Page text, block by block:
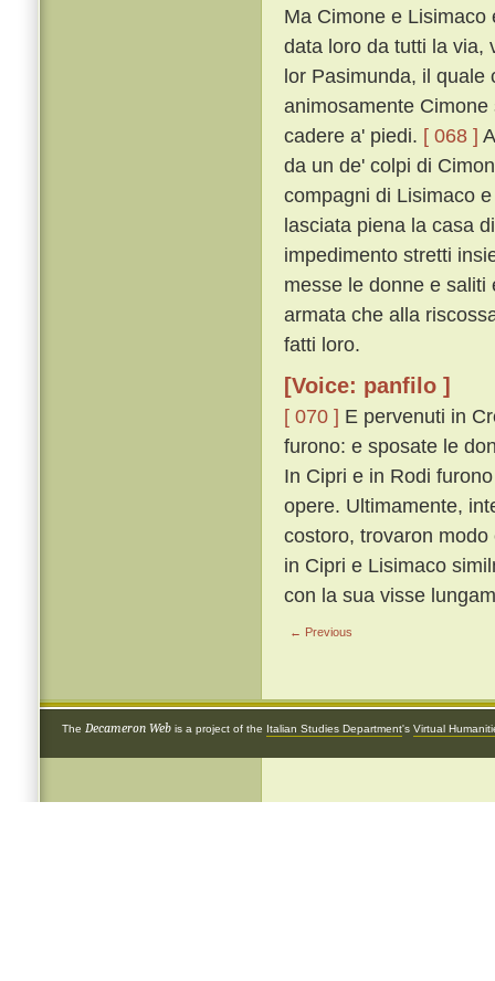
Ma Cimone e
data loro da tutti la via,
lor Pasimunda, il quale
animosamente
cadere a' piedi. [ 068 ]
da un de' colpi di
compagni di Lisimaco
lasciata piena la casa
impedimento stretti
messe le donne e
armata che alla
fatti loro.
[Voice: panfilo ]
[ 070 ] E pervenuti in
furono: e sposate le
In Cipri e in Rodi
opere. Ultimamente,
costoro, trovaron
in Cipri e Lisimaco
con la sua visse
← Previous
The Decameron Web is a project of the Italian Studies Department's Virtual